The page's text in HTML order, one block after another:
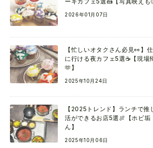
2026年01月07日
【忙しいオタクさん必見👀】
に行ける夜カフェ5選☕【現場
🫶】
2025年10月24日
【2025トレンド】ランチで推
活ができるお店5選🍖【ホビ垢
ん】
2025年10月06日